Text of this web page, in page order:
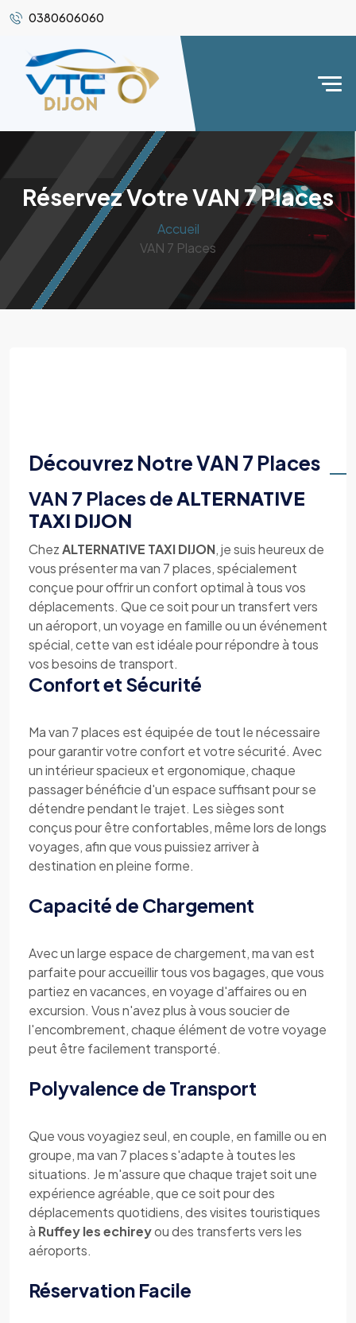
0380606060
Réservez Votre VAN 7 Places
Accueil
VAN 7 Places
Découvrez Notre VAN 7 Places
VAN 7 Places deALTERNATIVE
TAXI DIJON
ChezALTERNATIVE TAXI DIJON, je suis heureux de
vous présenter ma van 7 places, spécialement
conçue pour offrir un confort optimal à tous vos
déplacements. Que ce soit pour un transfert vers
un aéroport, un voyage en famille ou un événement
spécial, cette van est idéale pour répondre à tous
vos besoins de transport.
Confort et Sécurité
Ma van 7 places est équipée de tout le nécessaire
pour garantir votre confort et votre sécurité. Avec
un intérieur spacieux et ergonomique, chaque
passager bénéficie d'un espace suffisant pour se
détendre pendant le trajet. Les sièges sont
conçus pour être confortables, même lors de longs
voyages, afin que vous puissiez arriver à
destination en pleine forme.
Capacité de Chargement
Avec un large espace de chargement, ma van est
parfaite pour accueillir tous vos bagages, que vous
partiez en vacances, en voyage d'affaires ou en
excursion. Vous n'avez plus à vous soucier de
l'encombrement, chaque élément de votre voyage
peut être facilement transporté.
Polyvalence de Transport
Que vous voyagiez seul, en couple, en famille ou en
groupe, ma van 7 places s'adapte à toutes les
situations. Je m'assure que chaque trajet soit une
expérience agréable, que ce soit pour des
déplacements quotidiens, des visites touristiques
à Ruffey les echireyou des transferts vers les
aéroports.
Réservation Facile